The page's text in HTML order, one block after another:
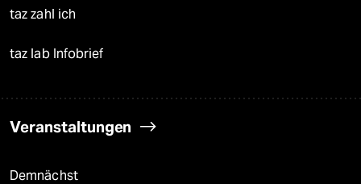
taz zahl ich
taz lab Infobrief
Veranstaltungen
Demnächst